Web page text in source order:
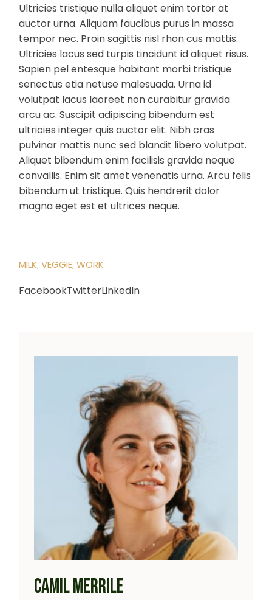
Ultricies tristique nulla aliquet enim tortor at
auctor urna. Aliquam faucibus purus in massa
tempor nec. Proin sagittis nisl rhon cus mattis.
Ultricies lacus sed turpis tincidunt id aliquet risus.
Sapien pel entesque habitant morbi tristique
senectus etia netuse malesuada. Urna id
volutpat lacus laoreet non curabitur gravida
arcu ac. Suscipit adipiscing bibendum est
ultricies integer quis auctor elit. Nibh cras
pulvinar mattis nunc sed blandit libero volutpat.
Aliquet bibendum enim facilisis gravida neque
convallis. Enim sit amet venenatis urna. Arcu felis
bibendum ut tristique. Quis hendrerit dolor
magna eget est et ultrices neque.
MILK VEGGIE WORK
FacebookTwitterLinkedIn
CAMIL MERRILE